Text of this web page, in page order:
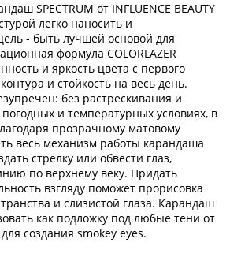
SPECTRUM от INFLUENCE BEAUTY
легко наносить и
- быть лучшей основой для
формула COLORLAZER
и яркость цвета с первого
и стойкость на весь день.
без растрескивания и
и температурных условиях, в
прозрачному матовому
весь механизм работы карандаша
стрелку или обвести глаз,
по верхнему веку. Придать
взгляду поможет прорисовка
и слизистой глаза. Карандаш
как подложку под любые тени от
для создания smokey eyes.